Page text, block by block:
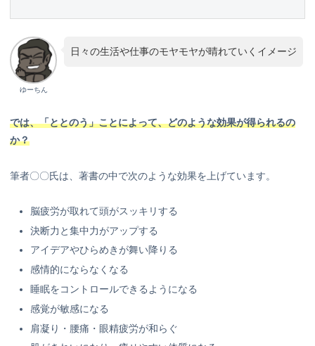
ゆーちん
日々の生活や仕事のモヤモヤが晴れていくイメージ
では、「ととのう」ことによって、どのような効果が得られるの
か？
筆者〇〇氏は、著書の中で次のような効果を上げています。
脳疲労が取れて頭がスッキリする
決断力と集中力がアップする
アイデアやひらめきが舞い降りる
感情的にならなくなる
睡眠をコントロールできるようになる
感覚が敏感になる
肩凝り・腰痛・眼精疲労が和らぐ